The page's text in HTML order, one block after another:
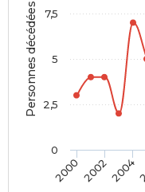
Personnes décédées
2000 20022004
0
2,5
5
7,5